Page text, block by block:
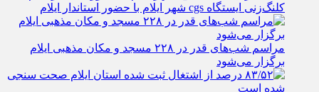
کلنگ‌زنی ایستگاه cgs شهر ایلام با حضور استاندار ایلام
مراسم شب‌های قدر در ۲۲۸ مسجد و مکان مذهبی ایلام
برگزار می‌شود